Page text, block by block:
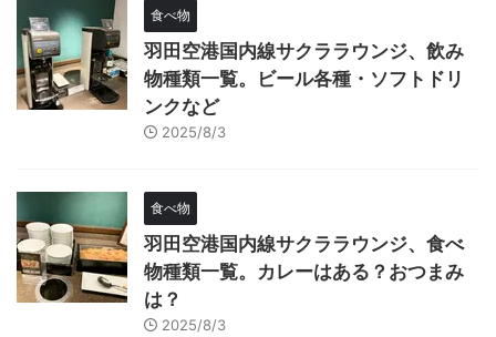
食べ物
羽田空港国内線サクララウンジ、飲み
物種類一覧。ビール各種・ソフトドリ
ンクなど
2025/8/3
食べ物
羽田空港国内線サクララウンジ、食べ
物種類一覧。カレーはある？おつまみ
は？
2025/8/3